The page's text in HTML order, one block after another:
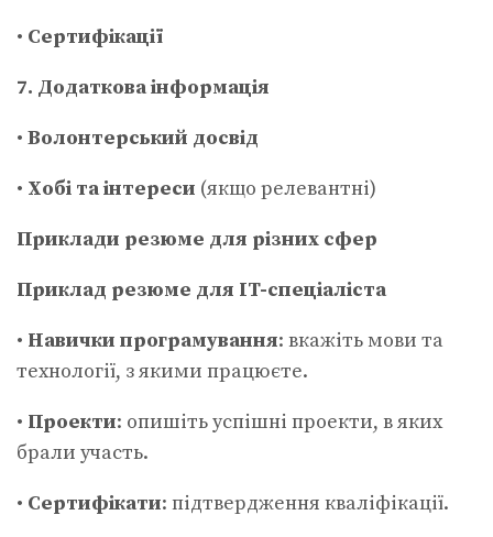
• Сертифікації
7. Додаткова інформація
• Волонтерський досвід
• Хобі та інтереси (якщо релевантні)
Приклади резюме для різних сфер
Приклад резюме для IT-спеціаліста
• Навички програмування: вкажіть мови та
технології, з якими працюєте.
• Проекти: опишіть успішні проекти, в яких
брали участь.
• Сертифікати: підтвердження кваліфікації.